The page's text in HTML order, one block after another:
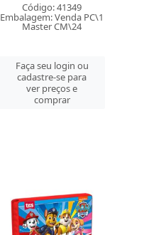
Código: 41349
Embalagem: Venda PC\1
Master CM\24
Faça seu login ou
cadastre-se para
ver preços e
comprar